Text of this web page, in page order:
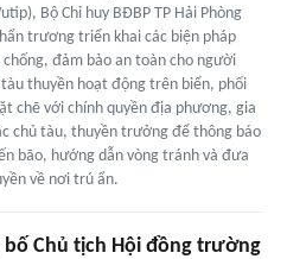
Bộ Chỉ huy BĐBP TP Hải Phòng
trương triển khai các biện pháp
chống, đảm bảo an toàn cho người
thuyền hoạt động trên biển, phối
chẽ với chính quyền địa phương, gia
chủ tàu, thuyền trưởng để thông báo
bão, hướng dẫn vòng tránh và đưa
về nơi trú ẩn.
bố Chủ tịch Hội đồng trường